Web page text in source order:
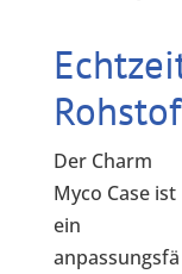
Der Charm
Myco Case ist
ein
anpassungsfä